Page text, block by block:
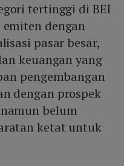
tertinggi di BEI
dengan
pasar besar,
keuangan yang
pengembangan
dengan prospek
belum
ketat untuk